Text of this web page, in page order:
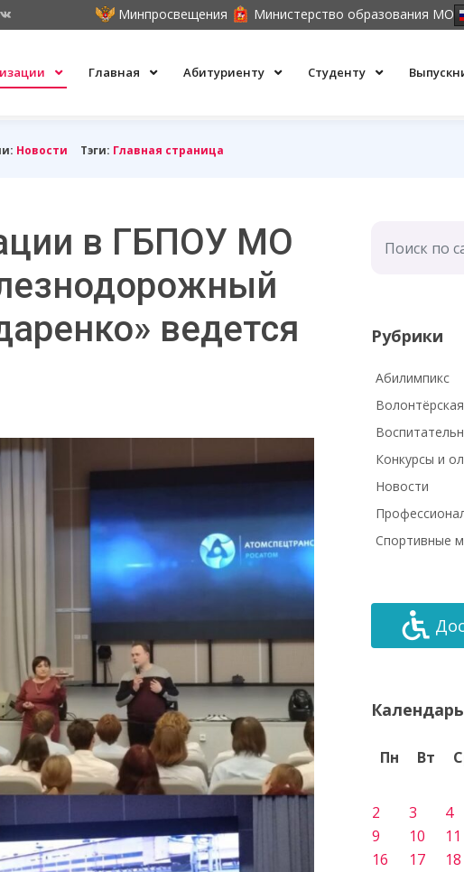
Минпросвещения Министерство образования МО
Главная Абитуриенту Студенту
Новости Тэги: Главная страница
в ГБПОУ МО
ведется
Рубрики
Абилимпикс
Конкурсы и
Новости
Спортивные
Календарь
Пн Вт
2
3 4
9
10 11
16
17 18